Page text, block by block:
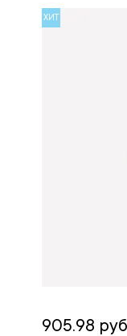
ХИТ
905.98